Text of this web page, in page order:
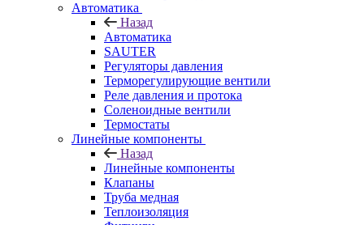
Автоматика
Назад
Автоматика
SAUTER
Регуляторы давления
Терморегулирующие вентили
Реле давления и протока
Соленоидные вентили
Термостаты
Линейные компоненты
Назад
Линейные компоненты
Клапаны
Труба медная
Теплоизоляция